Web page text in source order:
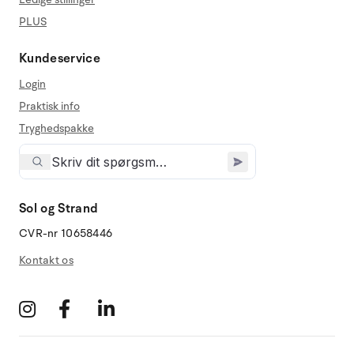
PLUS
Kundeservice
Login
Praktisk info
Tryghedspakke
Sol og Strand
CVR-nr 10658446
Kontakt os